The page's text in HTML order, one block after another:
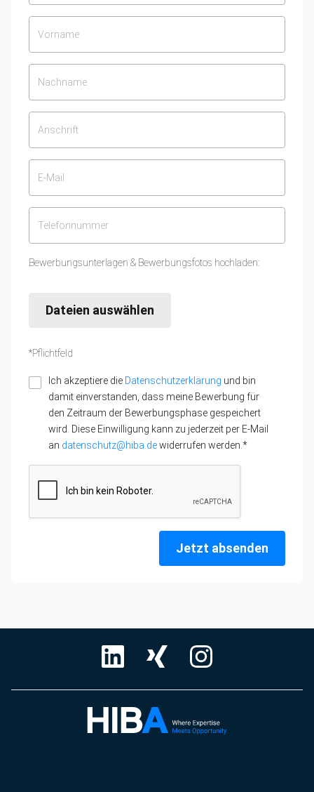
Bewerbungsunterlagen & Bewerbungsfotos hochladen:
Dateien auswählen
*Pflichtfeld
Ich akzeptiere die Datenschutzerklärung und bin
damit einverstanden, dass meine Bewerbung für
den Zeitraum der Bewerbungsphase gespeichert
wird. Diese Einwilligung kann zu jederzeit per E-Mail
an datenschutz@hiba.dewiderrufen werden.*
Jetzt absenden